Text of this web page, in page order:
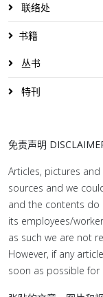
联络处
书籍
丛书
特刊
免责声明
Articles, pictures
sources and we
and the contents do
its employees/
as such we are not
However, if any
soon as possible for